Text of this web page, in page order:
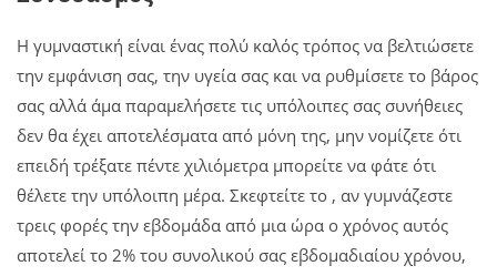
Η γυμναστική είναι ένας πολύ καλός τρόπος να βελτιώσετε
την εμφάνιση σας, την υγεία σας και να ρυθμίσετε το βάρος
σας αλλά άμα παραμελήσετε τις υπόλοιπες σας συνήθειες
δεν θα έχει αποτελέσματα από μόνη της, μην νομίζετε ότι
επειδή τρέξατε πέντε χιλιόμετρα μπορείτε να φάτε ότι
θέλετε την υπόλοιπη μέρα. Σκεφτείτε το , αν γυμνάζεστε
τρεις φορές την εβδομάδα από μια ώρα ο χρόνος αυτός
αποτελεί το 2% του συνολικού σας εβδομαδιαίου χρόνου,